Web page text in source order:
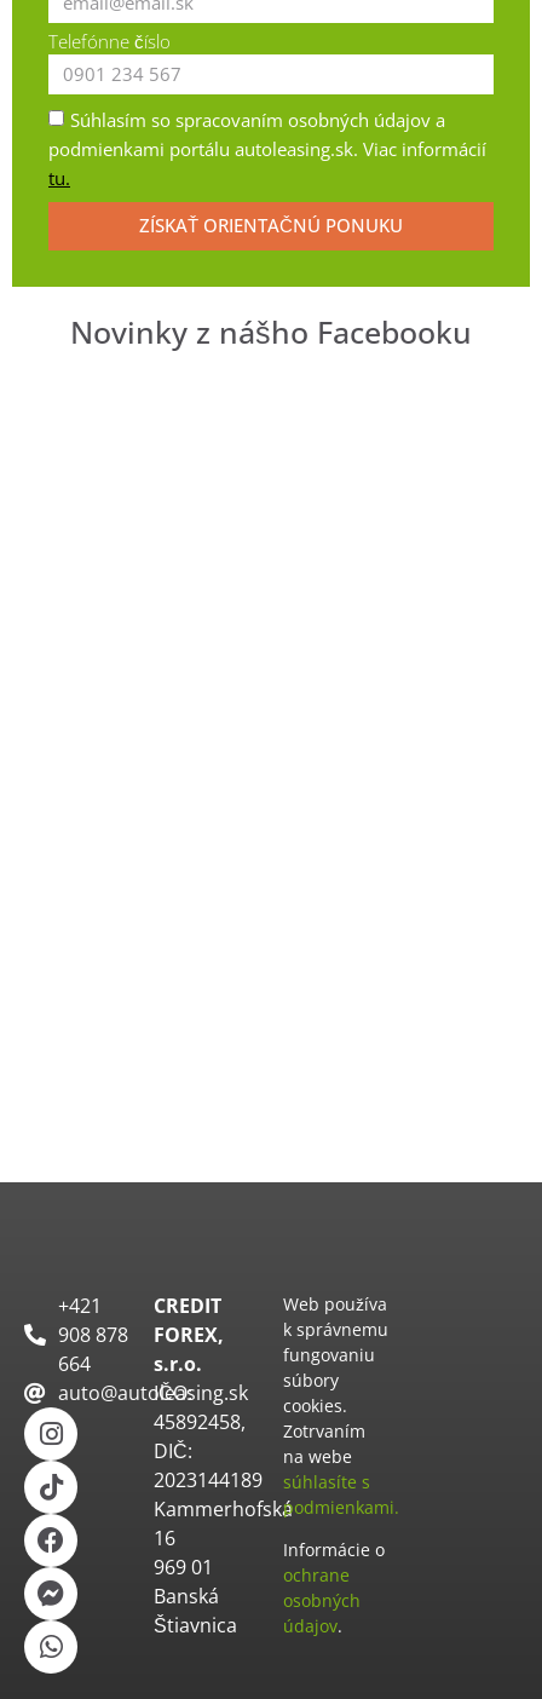
Telefónne číslo
Súhlasím so spracovaním osobných údajov a
podmienkami portálu autoleasing.sk. Viac informácií
tu.
ZÍSKAŤ ORIENTAČNÚ PONUKU
Novinky z nášho Facebooku
+421
908 878
664
auto@autoleasing.sk
CREDIT
FOREX,
s.r.o.
IČO:
45892458,
DIČ:
2023144189
Kammerhofská
16
969 01
Banská
Štiavnica
Web používa
k správnemu
fungovaniu
súbory
cookies.
Zotrvaním
na webe
súhlasíte s
podmienkami.
Informácie o
ochrane
osobných
údajov.